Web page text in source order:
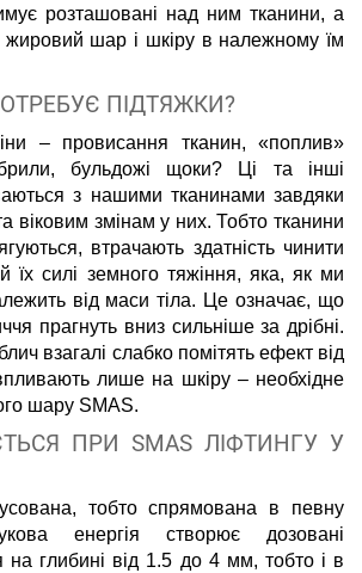
розташовані над ним тканини, а
жировий шар і шкіру в належному їм
ПІДТЯЖКИ?
– провисання тканин, «поплив»
бульдожі щоки? Ці та інші
з нашими тканинами завдяки
віковим змінам у них. Тобто тканини
втрачають здатність чинити
їх силі земного тяжіння, яка, як ми
від маси тіла. Це означає, що
прагнуть вниз сильніше за дрібні.
взагалі слабко помітять ефект від
лише на шкіру – необхідне
шару SMAS.
ПРИ SMAS ЛІФТИНГУ У
тобто спрямована в певну
енергія створює дозовані
на глибині від 1.5 до 4 мм, тобто і в